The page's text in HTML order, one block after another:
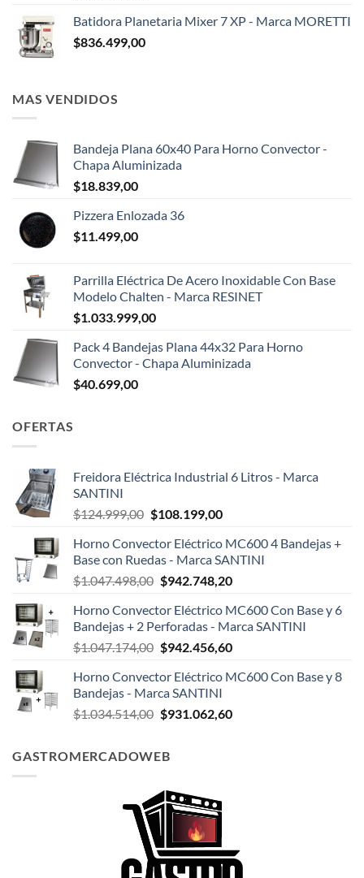
Batidora Planetaria Mixer 7 XP - Marca MORETTI
$836.499,00
MAS VENDIDOS
Bandeja Plana 60x40 Para Horno Convector -
Chapa Aluminizada
$18.839,00
Pizzera Enlozada 36
$11.499,00
Parrilla Eléctrica De Acero Inoxidable Con Base
Modelo Chalten - Marca RESINET
$1.033.999,00
Pack 4 Bandejas Plana 44x32 Para Horno
Convector - Chapa Aluminizada
$40.699,00
OFERTAS
Freidora Eléctrica Industrial 6 Litros - Marca
SANTINI
$124.999,00 El
original
era:
$124.999,00.
$108.199,00El
actual
es:
$108.199,00.
Horno Convector Eléctrico MC600 4 Bandejas +
Base con Ruedas - Marca SANTINI
$1.047.498,00 El
original
era:
$1.047.498,00.
$942.748,20El
actual
es:
$942.748,20.
Horno Convector Eléctrico MC600 Con Base y 6
Bandejas + 2 Perforadas - Marca SANTINI
$1.047.174,00 El
original
era:
$1.047.174,00.
$942.456,60El
actual
$942.456,60.
Horno Convector Eléctrico MC600 Con Base y 8
Bandejas - Marca SANTINI
$1.034.514,00 El
era:
$931.062,60El
GASTROMERCADOWEB